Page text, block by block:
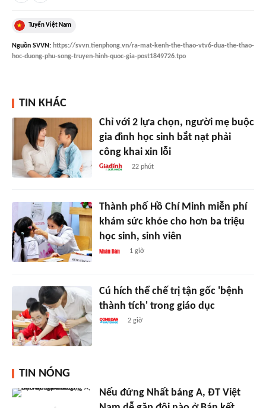
Tuyển Việt Nam
Nguồn SVVN: https://svvn.tienphong.vn/ra-mat-kenh-the-thao-vtv6-dua-the-thao-
hoc-duong-phu-song-truyen-hinh-quoc-gia-post1849726.tpo
TIN KHÁC
Chỉ với 2 lựa chọn, người mẹ buộc
gia đình học sinh bắt nạt phải
công khai xin lỗi
22 phút
Thành phố Hồ Chí Minh miễn phí
khám sức khỏe cho hơn ba triệu
học sinh, sinh viên
1 giờ
Cú hích thể chế trị tận gốc 'bệnh
thành tích' trong giáo dục
2 giờ
TIN NÓNG
Nếu đứng Nhất bảng A, ĐT Việt